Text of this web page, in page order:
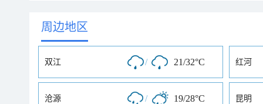
周边地区
双江 / 21/32°C 红河
沧源 / 19/28°C 昆明